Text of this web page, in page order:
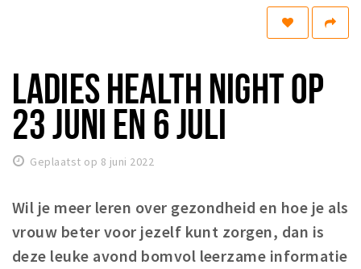
Drinken
Recreatief
Slapen
Winkels
Parkeren
Koopzondagen
LADIES HEALTH NIGHT OP
23 JUNI EN 6 JULI
Geplaatst op 8 juni 2022
Wil je meer leren over gezondheid en hoe je als
vrouw beter voor jezelf kunt zorgen, dan is
deze leuke avond bomvol leerzame informatie